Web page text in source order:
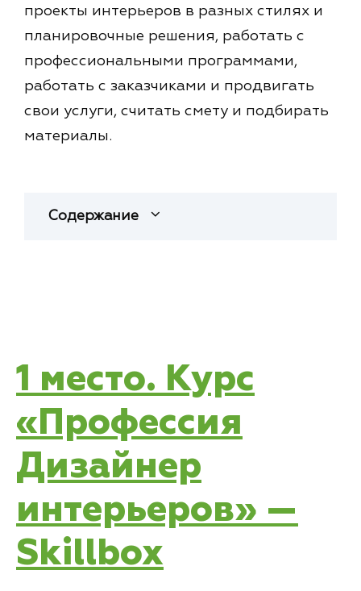
проекты интерьеров в разных стилях и
планировочные решения, работать с
профессиональными программами,
работать с заказчиками и продвигать
свои услуги, считать смету и подбирать
материалы.
Содержание
1 место. Курс
«Профессия
Дизайнер
интерьеров» —
Skillbox